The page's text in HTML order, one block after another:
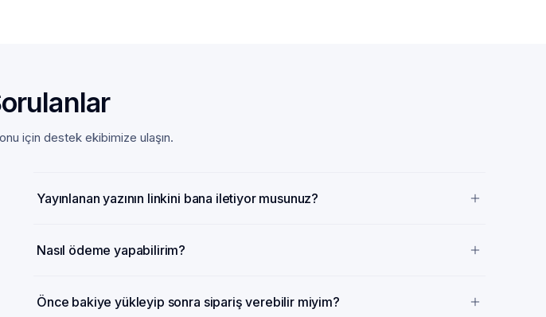
için destek ekibimize ulaşın.
Yayınlanan yazının linkini bana iletiyor musunuz?
Nasıl ödeme yapabilirim?
Önce bakiye yükleyip sonra sipariş verebilir miyim?